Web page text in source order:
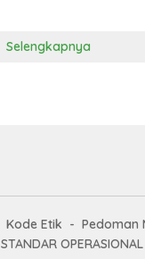
Selengkapnya
Kode Etik Pedoman
STANDAR